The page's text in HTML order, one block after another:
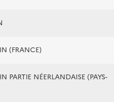
(FRANCE)
PARTIE NÉERLANDAISE (PAYS-